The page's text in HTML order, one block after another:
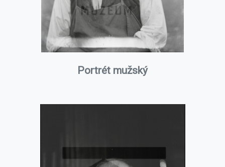
Portrét mužský